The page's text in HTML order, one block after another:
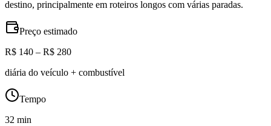
destino, principalmente em roteiros longos com várias paradas.
Preço estimado
R$ 140 – R$ 280
diária do veículo + combustível
Tempo
32 min